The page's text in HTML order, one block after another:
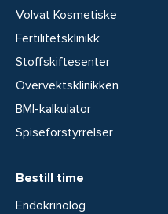
Volvat Kosmetiske
Fertilitetsklinikk
Stoffskiftesenter
Overvektsklinikken
BMI-kalkulator
Spiseforstyrrelser
Bestill time
Endokrinolog